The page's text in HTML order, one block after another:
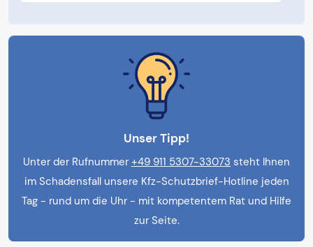
Unser Tipp!
Unter der Rufnummer +49 911 5307-33073 steht Ihnen
im Schadensfall unsere Kfz-Schutzbrief-Hotline jeden
Tag - rund um die Uhr - mit kompetentem Rat und Hilfe
zur Seite.